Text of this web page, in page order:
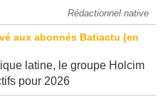
Rédactionnel native
latine, le groupe Holcim
pour 2026